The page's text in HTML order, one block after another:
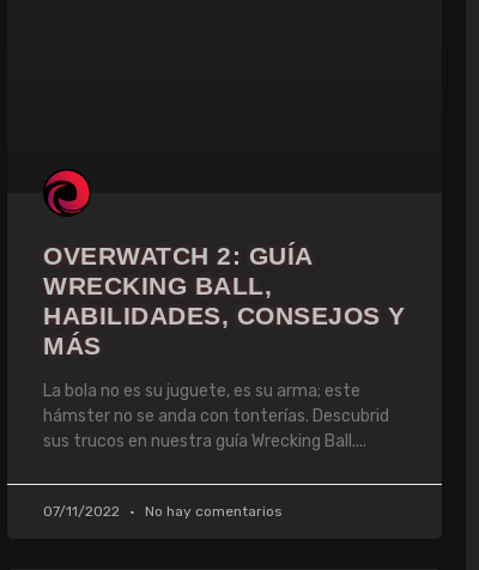
OVERWATCH 2: GUÍA
WRECKING BALL,
HABILIDADES, CONSEJOS Y
MÁS
La bola no es su juguete, es su arma; este
hámster no se anda con tonterías. Descubrid
sus trucos en nuestra guía Wrecking Ball.
07/11/2022 No hay comentarios